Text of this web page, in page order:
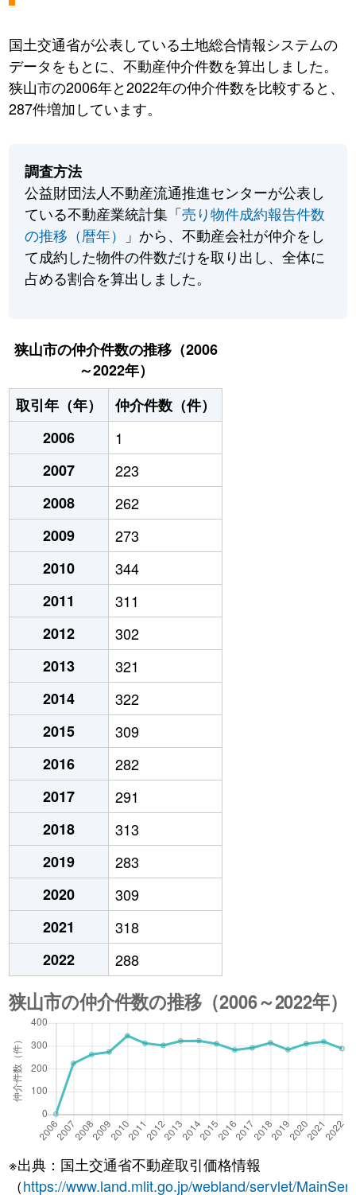
国土交通省が公表している土地総合情報システムの
データをもとに、不動産仲介件数を算出しました。
狭山市の2006年と2022年の仲介件数を比較すると、
287件増加しています。
調査方法
公益財団法人不動産流通推進センターが公表し
ている不動産業統計集「売り物件成約報告件数
の推移（暦年）
」から、不動産会社が仲介をし
て成約した物件の件数だけを取り出し、全体に
占める割合を算出しました。
狭山市の仲介件数の推移（2006
～2022年）
取引年（年）
仲介件数（件）
2006
1
2007
223
2008
262
2009
273
2010
344
2011
311
2012
302
2013
321
2014
322
2015
309
2016
282
2017
291
2018
313
2019
283
2020
309
2021
318
2022
288
※出典：国土交通省不動産取引価格情報
（https://www.land.mlit.go.jp/webland/servlet/